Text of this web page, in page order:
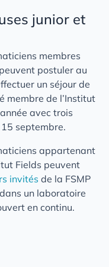
junior et
membres
postuler au
un séjour de
membre de l’Institut
avec trois
septembre.
appartenant
Fields peuvent
invités de la FSMP
un laboratoire
en continu.